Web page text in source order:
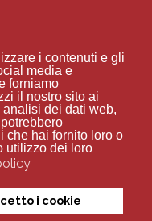
i contenuti e gli
media e
forniamo
il nostro sito ai
dei dati web,
che hai fornito loro o
utilizzo dei loro
i cookie
Stradale